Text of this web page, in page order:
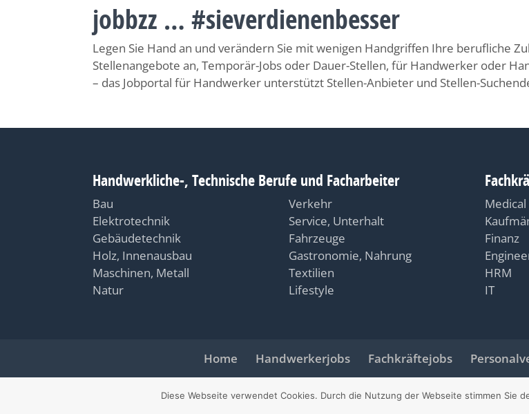
jobbzz … #sieverdienenbesser
Legen Sie Hand an und verändern Sie mit wenigen Handgriffen Ihre berufliche
Stellenangebote an, Temporär-Jobs oder Dauer-Stellen, für Handwerker oder
– das Jobportal für Handwerker unterstützt Stellen-Anbieter und Stellen-
Handwerkliche-, Technische Berufe und Facharbeiter
Bau
Elektrotechnik
Gebäudetechnik
Holz, Innenausbau
Maschinen, Metall
Natur
Verkehr
Service, Unterhalt
Fahrzeuge
Gastronomie, Nahrung
Textilien
Lifestyle
Medical
Finanz
HRM
IT
Home Handwerkerjobs Fachkräftejobs
© 2026 jobbzz.ch - ein Angebot derPKS Personal AG die
Diese Webseite verwendet Cookies. Durch die Nutzung der Webseite stimmen Sie